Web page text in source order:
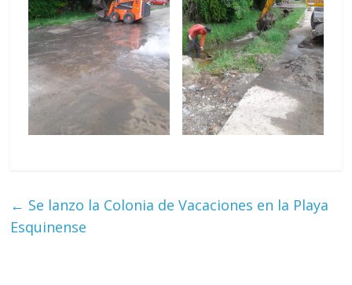
← Se lanzo la Colonia de Vacaciones en la Playa
Esquinense